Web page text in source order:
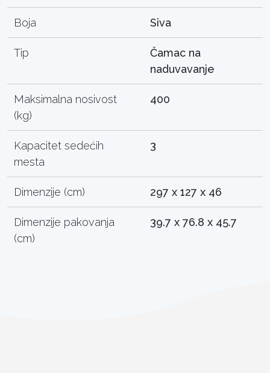
Boja Siva
Tip
Čamac na
naduvavanje
Maksimalna nosivost
(kg)
400
Kapacitet sedećih
mesta
3
Dimenzije (cm) 297 x 127 x 46
Dimenzije pakovanja
(cm)
39.7 x 76.8 x 45.7